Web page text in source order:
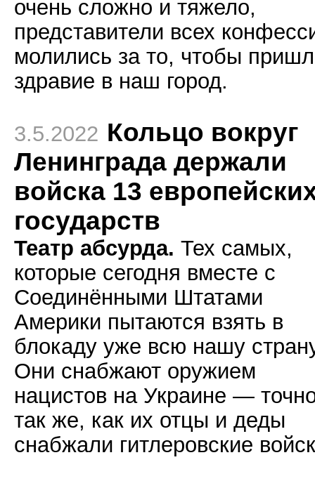
очень сложно и тяжело,
представители всех
молились за то, чтобы
здравие в наш город.
3.5.2022 Кольцо вокруг
Ленинграда держали
войска 13
государств
Театр абсурда. Тех самых,
которые сегодня вместе с
Соединёнными Штатами
Америки пытаются взять в
блокаду уже всю нашу
Они снабжают оружием
нацистов на Украине —
так же, как их отцы и деды
снабжали гитлеровские